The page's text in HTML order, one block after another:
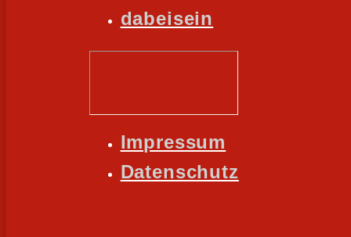
dabeisein
Impressum
Datenschutz